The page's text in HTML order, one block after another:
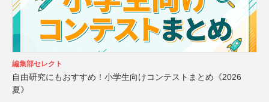
編集部セレクト
自由研究にもおすすめ！小学生向けコンテストまとめ《2026
夏》